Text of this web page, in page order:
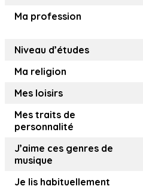
Ma profession
Niveau d’études
Ma religion
Mes loisirs
Mes traits de
personnalité
J’aime ces genres de
musique
Je lis habituellement